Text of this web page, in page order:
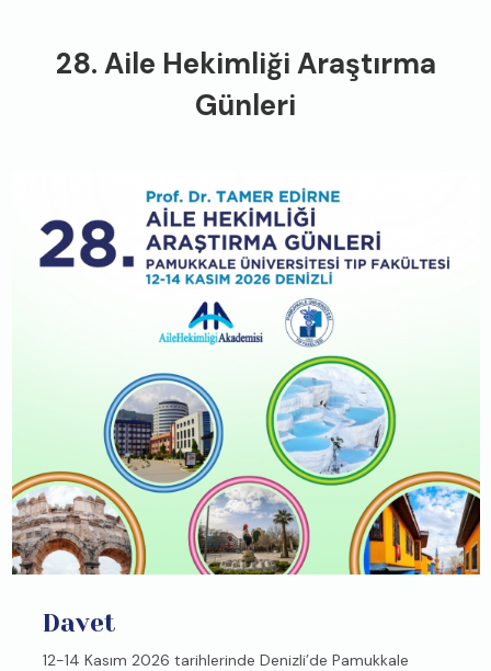
28. Aile Hekimliği Araştırma
Günleri
Davet
12-14 Kasım 2026 tarihlerinde Denizli’de Pamukkale